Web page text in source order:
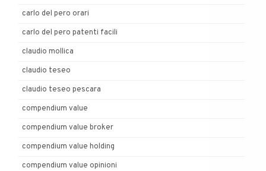
carlo del pero orari
carlo del pero patenti facili
claudio mollica
claudio teseo
claudio teseo pescara
compendium value
compendium value broker
compendium value holding
compendium value opinioni